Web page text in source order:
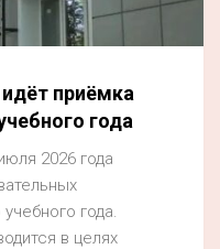
приёмка
года
2026 года
года.
в целях